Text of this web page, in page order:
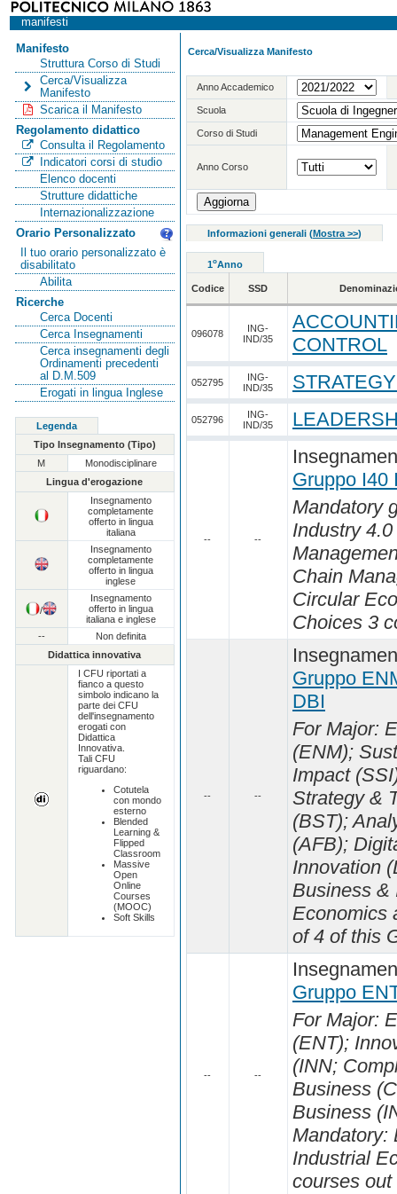
manifesti
Manifesto
Struttura Corso di Studi
Cerca/Visualizza
Manifesto
Scarica il Manifesto
Regolamento didattico
Consulta il Regolamento
Indicatori corsi di studio
Elenco docenti
Strutture didattiche
Internazionalizzazione
Orario Personalizzato
Il tuo orario personalizzato è
disabilitato
Abilita
Ricerche
Cerca Docenti
Cerca Insegnamenti
Cerca insegnamenti degli
Ordinamenti precedenti
al D.M.509
Erogati in lingua Inglese
Legenda
Tipo Insegnamento (Tipo)
M
Monodisciplinare
Lingua d'erogazione
Insegnamento
completamente
offerto in lingua
italiana
Insegnamento
completamente
offerto in lingua
inglese
/
Insegnamento
offerto in lingua
italiana e inglese
--
Non definita
Didattica innovativa
I CFU riportati a
fianco a questo
simbolo indicano la
parte dei CFU
dell'insegnamento
erogati con
Didattica
Innovativa.
Tali CFU
riguardano:
Cotutela
con mondo
esterno
Blended
Learning &
Flipped
Classroom
Massive
Open
Online
Courses
(MOOC)
Soft Skills
Cerca/Visualizza Manifesto
Anno Accademico
Scuola
Corso di Studi
Anno Corso
Informazioni generali (Mostra >>)
1oAnno
Codice SSD
096078
ING-
IND/35
CONTROL
052795
ING-
IND/35
052796
ING-
IND/35
-- --
Gruppo I40
Mandatory
Industry
Chain
Circular
Choices 3
-- --
Gruppo
DBI
For Major:
(ENM);
Impact
Strategy &
(BST);
(AFB);
Innovation
Business &
Economics
of 4 of this
-- --
Gruppo
For Major:
(ENT);
(INN;
Business
Business
Mandatory:
Industrial
courses